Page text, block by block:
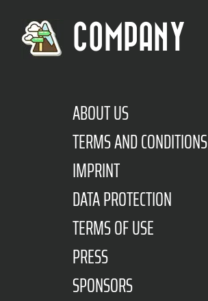
COMPANY
ABOUT US
TERMS AND CONDITIONS
IMPRINT
DATA PROTECTION
TERMS OF USE
PRESS
SPONSORS